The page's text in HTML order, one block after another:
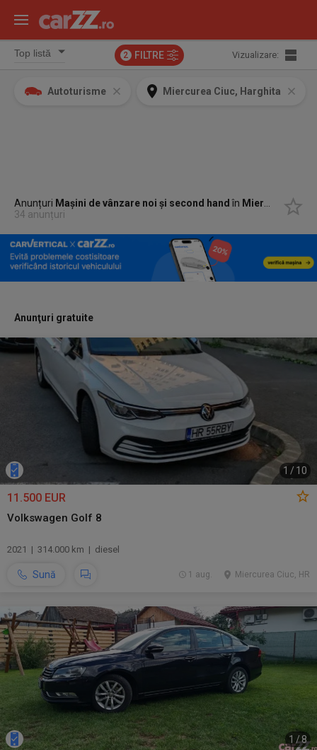
2 FILTRE Vizualizare:
Autoturisme Miercurea Ciuc, Harghita
Anunțuri Mașini de vânzare noi și second hand în Miercurea Ciuc, Harghita
34 anunțuri
Anunţuri gratuite
1 / 10
11.500 EUR
Volkswagen Golf 8
2021 | 314.000 km | diesel
Sună Miercurea Ciuc, HR
1 aug.
1 /8